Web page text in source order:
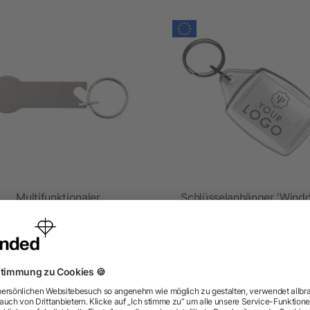
Multifunktionaler
Edelstahl Gavin
ab 0,25 €
Schlüsselanhänger